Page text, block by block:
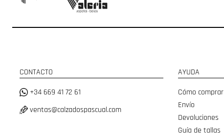
CONTACTO
+34 669 41 72 61
ventas@calzadospascual.com
AYUDA
Cómo comprar
Envío
Devoluciones
Guía de tallas